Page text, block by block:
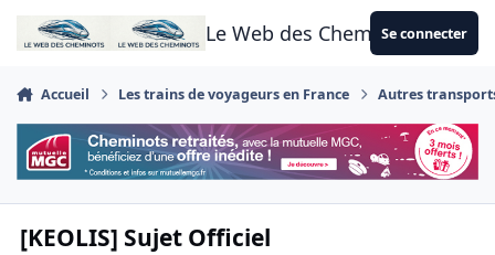
Aller au contenu
Le Web des CheminotsSe connecter
Accueil Les trains de voyageurs en France Autres
[KEOLIS] Sujet Officiel